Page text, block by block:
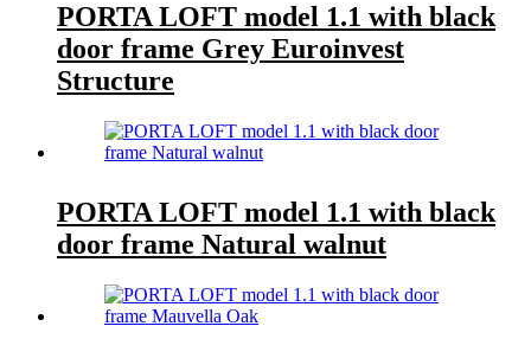
PORTA LOFT model 1.1 with black
door frame Grey Euroinvest
Structure
PORTA LOFT model 1.1 with black
door frame Natural walnut